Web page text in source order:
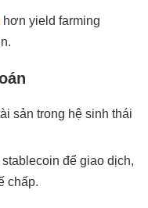
hơn yield farming
sản trong hệ sinh thái
để giao dịch,
chấp.